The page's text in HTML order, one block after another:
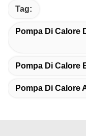
Tag:
Pompa Di Calore
Pompa Di Calore
Pompa Di Calore